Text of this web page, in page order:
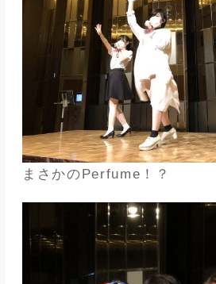
まさかのPerfume！？